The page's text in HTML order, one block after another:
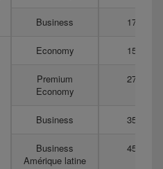
Business 175
Economy 150
Premium
Economy
275
Business 350
Business
Amérique latine
450